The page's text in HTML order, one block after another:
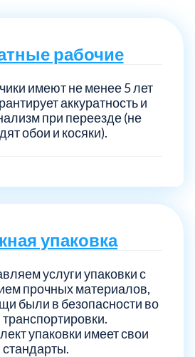
рабочие
имеют не менее 5 лет
аккуратность и
при переезде (не
обои и косяки).
упаковка
услуги упаковки с
прочных материалов,
были в безопасности во
упаковки имеет свои
стандарты.